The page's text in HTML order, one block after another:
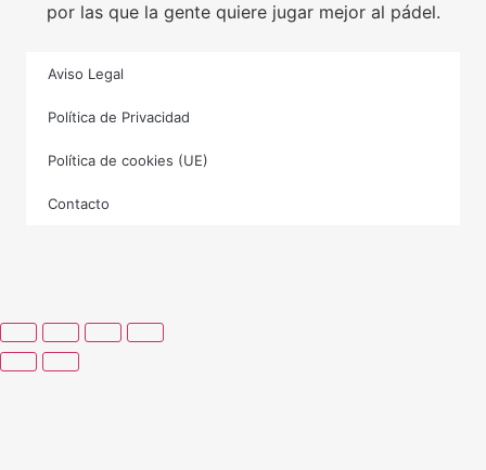
por las que la gente quiere jugar mejor al pádel.
Aviso Legal
Política de Privacidad
Política de cookies (UE)
Contacto